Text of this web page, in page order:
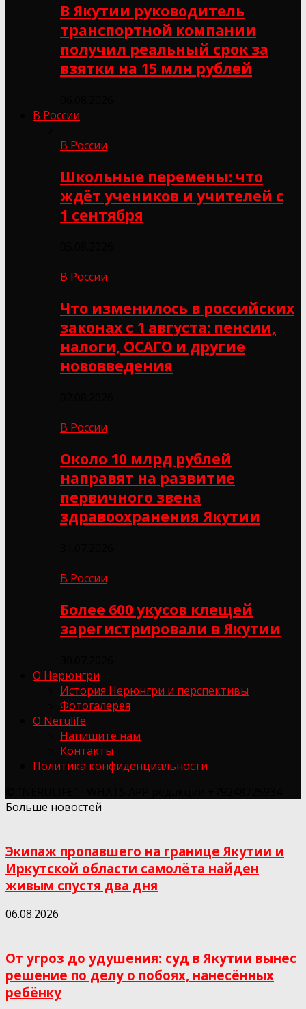
В Якутии руководитель
транспортной компании
получил реальный срок за
взятки на 15 млн рублей
В России
В России
Школьные перемены: что
ждёт учеников и учителей с
1 сентября
В России
Что изменилось в российских
законах с 1 августа: пенсии,
налоги, ОСАГО и другие
нововведения
В России
Около 10 млрд рублей
направят на развитие
первичного звена
здравоохранения Якутии
В России
Более 600 укусов клещей
зарегистрировали в Якутии
О Нерюнгри
История Нерюнгри и перспективы
Фотогалерея
О Nerulife
Напишите нам
Контакты
Политика конфиденциальности
Больше новостей
Экипаж пропавшего на границе Якутии и
Иркутской области самолёта найден
живым спустя два дня
06.08.2026
От угроз до удушения: суд в Якутии вынес
решение по делу о побоях, нанесённых
ребёнку